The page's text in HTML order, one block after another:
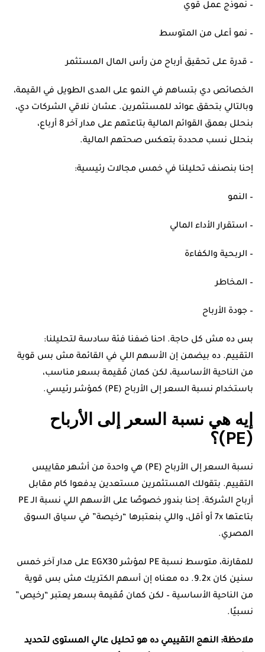
– نموذج عمل قوي
– نمو أعلى من المتوسط
– قدرة على تحقيق أرباح من رأس المال المستثمر
الخصائص دي بتساهم في النمو على المدى الطويل في القيمة،
وبالتالي بتحقق عوائد للمستثمرين. عشان نلاقي الشركات دي،
بنحلل بعمق القوائم المالية بتاعتهم على مدار آخر 8 أرباع،
بنحلل نسب محددة بتعكس صحتهم المالية.
إحنا بنصنف تحليلنا في خمس مجالات رئيسية:
– النمو
– استقرار الأداء المالي
– الربحية والكفاءة
– المخاطر
– جودة الأرباح
بس ده مش كل حاجة. احنا ضفنا فئة سادسة لتحليلنا:
التقييم. ده بيضمن إن الأسهم اللي في القائمة مش بس قوية
من الناحية الأساسية، لكن كمان مُقيمة بسعر مناسب،
باستخدام نسبة السعر إلى الأرباح (PE) كمؤشر رئيسي.
إيه هي نسبة السعر إلى الأرباح
(PE)؟
نسبة السعر إلى الأرباح (PE) هي واحدة من أشهر مقاييس
التقييم. بتقولك المستثمرين مستعدين يدفعوا كام مقابل
أرباح الشركة. إحنا بندور خصوصًا على الأسهم اللي نسبة الـ PE
بتاعتها 7x أو أقل، واللي بنعتبرها “رخيصة” في سياق السوق
المصري.
للمقارنة، متوسط نسبة PE لمؤشر EGX30 على مدار آخر خمس
سنين كان 9.2x. ده معناه إن أسهم الكتريك مش بس قوية
من الناحية الأساسية – لكن كمان مُقيمة بسعر يعتبر “رخيص”
نسبيًا.
ملاحظة: النهج التقييمي ده هو تحليل عالي المستوى لتحديد